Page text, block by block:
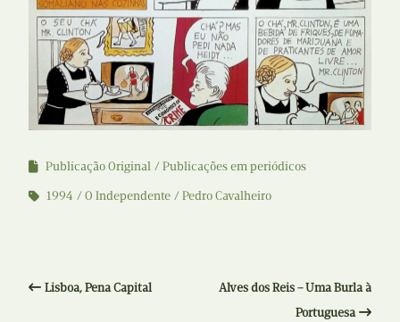
Publicação Original
Publicações em periódicos
1994
O Independente Pedro Cavalheiro
Lisboa, Pena Capital
Alves dos Reis – Uma Burla à
Portuguesa